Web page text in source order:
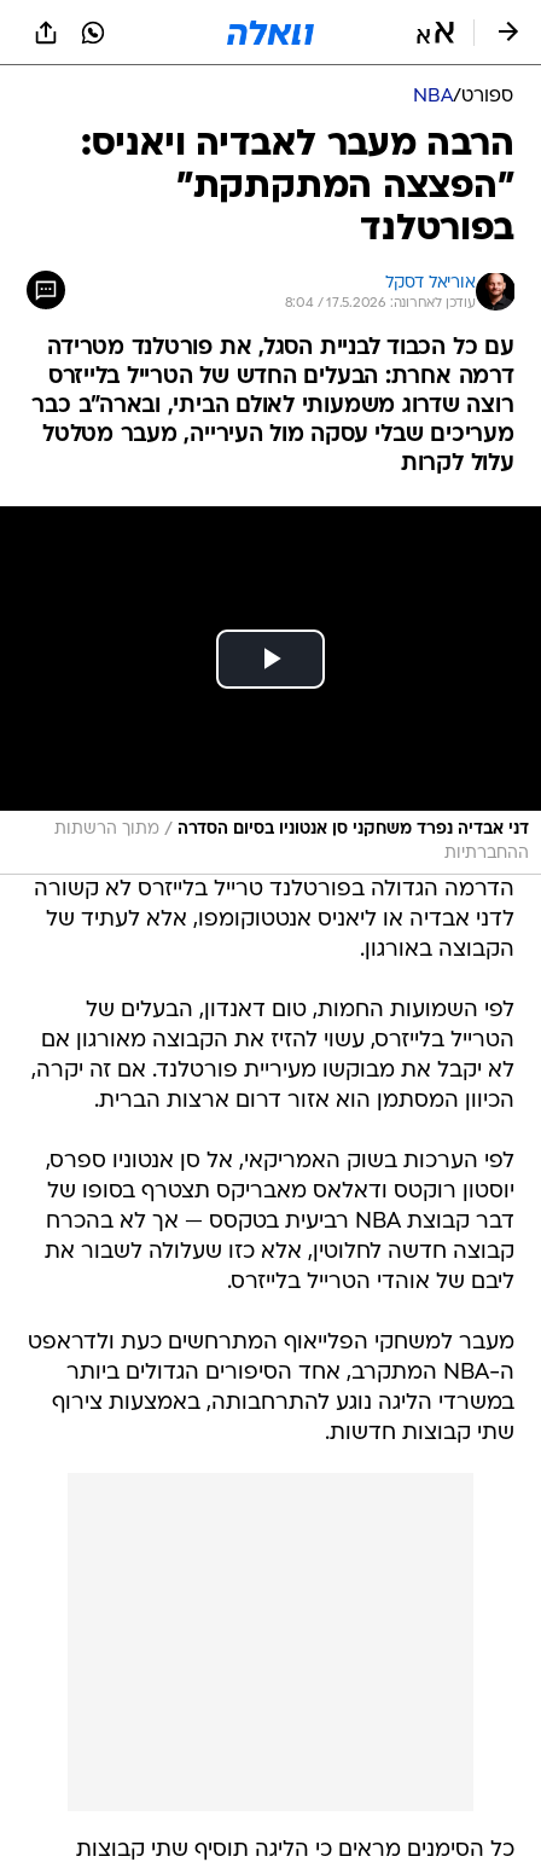
ספורט/
NBA
הרבה מעבר לאבדיה ויאניס:
"הפצצה המתקתקת"
בפורטלנד
אוריאל דסקל
עודכן לאחרונה: 17.5.2026 / 8:04
עם כל הכבוד לבניית הסגל, את פורטלנד מטרידה
דרמה אחרת: הבעלים החדש של הטרייל בלייזרס
רוצה שדרוג משמעותי לאולם הביתי, ובארה"ב כבר
מעריכים שבלי עסקה מול העירייה, מעבר מטלטל
עלול לקרות
דני אבדיה נפרד משחקני סן אנטוניו בסיום הסדרה / מתוך הרשתות
ההחברתיות
הדרמה הגדולה בפורטלנד טרייל בלייזרס לא קשורה
לדני אבדיה או ליאניס אנטטוקומפו, אלא לעתיד של
הקבוצה באורגון.
לפי השמועות החמות, טום דאנדון, הבעלים של
הטרייל בלייזרס, עשוי להזיז את הקבוצה מאורגון אם
לא יקבל את מבוקשו מעיריית פורטלנד. אם זה יקרה,
הכיוון המסתמן הוא אזור דרום ארצות הברית.
לפי הערכות בשוק האמריקאי, אל סן אנטוניו ספרס,
יוסטון רוקטס ודאלאס מאבריקס תצטרף בסופו של
דבר קבוצת NBA רביעית בטקסס — אך לא בהכרח
קבוצה חדשה לחלוטין, אלא כזו שעלולה לשבור את
ליבם של אוהדי הטרייל בלייזרס.
מעבר למשחקי הפלייאוף המתרחשים כעת ולדראפט
ה-NBA המתקרב, אחד הסיפורים הגדולים ביותר
במשרדי הליגה נוגע להתרחבותה, באמצעות צירוף
שתי קבוצות חדשות.
כל הסימנים מראים כי הליגה תוסיף שתי קבוצות